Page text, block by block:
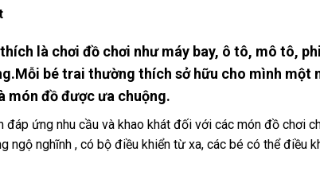
là chơi đồ chơi như máy bay, ô tô, mô tô,
bé trai thường thích sở hữu cho mình một
món đồ được ưa chuộng.
ứng nhu cầu và khao khát đối với các món đồ chơi
ngộ nghĩnh , có bộ điều khiển từ xa, các bé có thể điều